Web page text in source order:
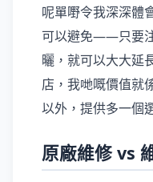
呢單嘢令我深深體
可以避免——只要
曬，就可以大大延
店，我哋嘅價值就
以外，提供多一個
原廠維修 vs